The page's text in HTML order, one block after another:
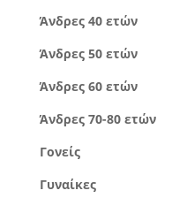
Άνδρες 40 ετών
Άνδρες 50 ετών
Άνδρες 60 ετών
Άνδρες 70-80 ετών
Γονείς
Γυναίκες